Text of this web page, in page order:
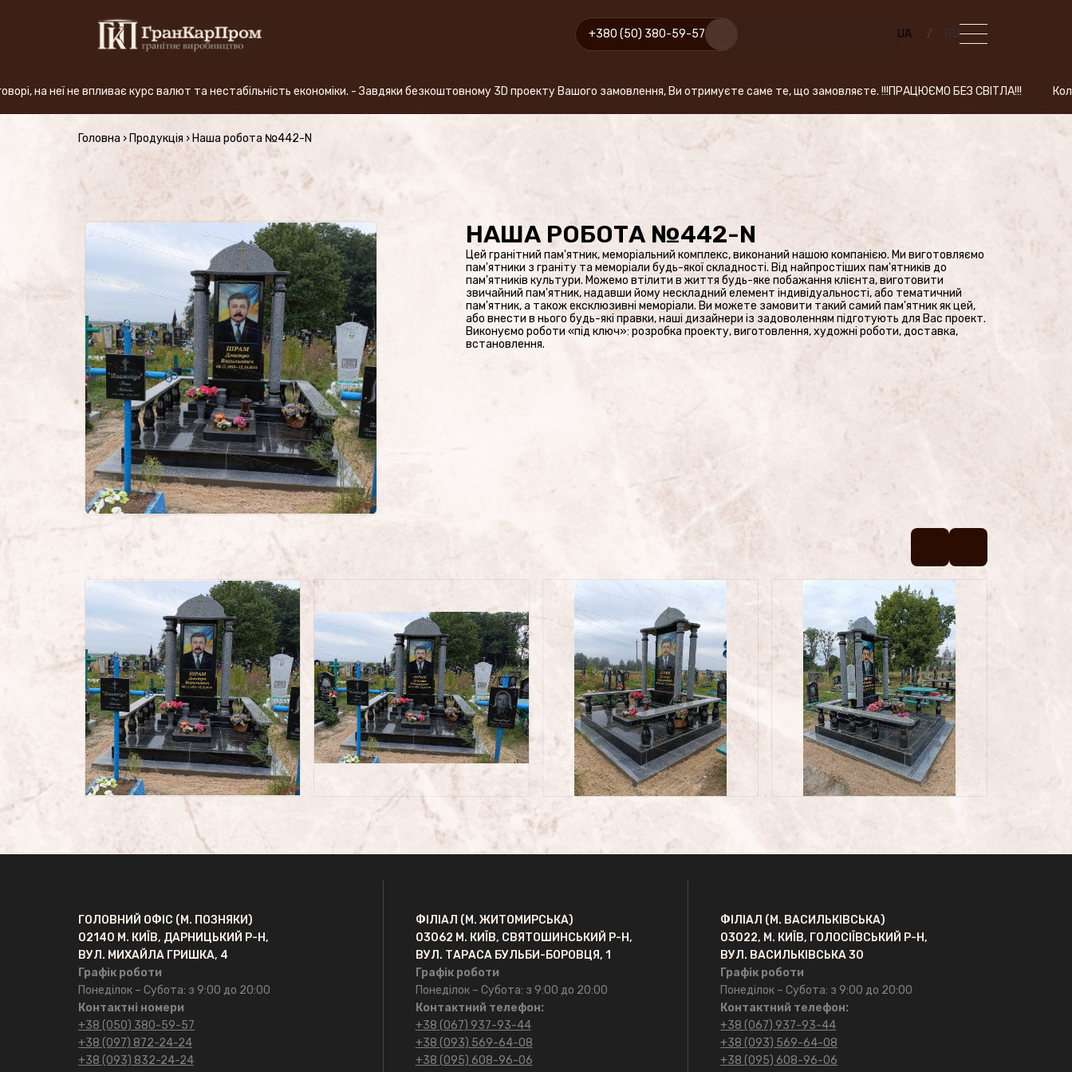
+380 (50) 380-59-57 UA RU
+380 (50) 380-59-57
ВИРОБНИЦТВО
Продукція (Ціни)
Проекти пам’ятників
Наші роботи
Скульптури на цвинтар
Пам’ятники культури
Скульптури зі скла/
ФОТОКАТАЛОГ
Пам’ятники військовим
Пам’ятники №2
Пам’ятники №1
Цоколі
Фотокераміка
Фотоскло
Художня робота
курс валют та нестабільність економіки. - Завдяки безкоштовному 3D проекту Вашого замовлення, Ви отримуєте саме те, що замовляєте. !!!ПРАЦЮЄМО БЕЗ СВІТЛА!!! Коли
Головна › Продукція › Наша робота №442-N
НАША РОБОТА №442-N
Цей гранітний пам'ятник, меморіальний комплекс, виконаний нашою компанією. Ми виготовляємо
пам'ятники з граніту та меморіали будь-якої складності. Від найпростіших пам'ятників до
пам'ятників культури. Можемо втілити в життя будь-яке побажання клієнта, виготовити
звичайний пам'ятник, надавши йому нескладний елемент індивідуальності, або тематичний
пам'ятник, а також ексклюзивні меморіали. Ви можете замовити такий самий пам'ятник як цей,
або внести в нього будь-які правки, наші дизайнери із задоволенням підготують для Вас проект.
Виконуємо роботи «під ключ»: розробка проекту, виготовлення, художні роботи, доставка,
встановлення.
ГОЛОВНИЙ ОФІС (М. ПОЗНЯКИ)
02140 М. КИЇВ, ДАРНИЦЬКИЙ Р-Н,
ВУЛ. МИХАЙЛА ГРИШКА, 4
Графік роботи
Понеділок – Субота: з 9:00 до 20:00
Контактні номери
+38 (050) 380-59-57
+38 (097) 872-24-24
+38 (093) 832-24-24
ФІЛІАЛ (М. ЖИТОМИРСЬКА)
03062 М. КИЇВ, СВЯТОШИНСЬКИЙ Р-Н,
ВУЛ. ТАРАСА БУЛЬБИ-БОРОВЦЯ, 1
Графік роботи
Понеділок – Субота: з 9:00 до 20:00
Контактний телефон:
+38 (067) 937-93-44
+38 (093) 569-64-08
+38 (095) 608-96-06
ФІЛІАЛ (М. ВАСИЛЬКІВСЬКА)
03022, М. КИЇВ, ГОЛОСІЇВСЬКИЙ Р-Н,
ВУЛ. ВАСИЛЬКІВСЬКА 30
Графік роботи
Понеділок – Субота: з 9:00 до 20:00
Контактний телефон:
+38 (067) 937-93-44
+38 (093) 569-64-08
+38 (095) 608-96-06